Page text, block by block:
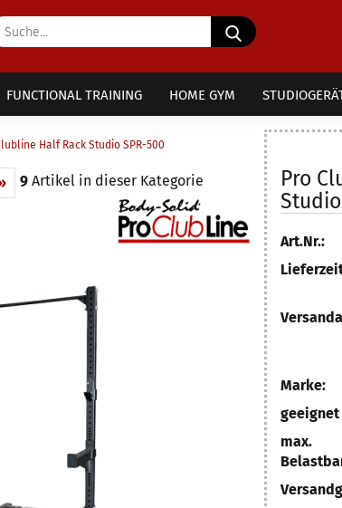
Suche...
FUNCTIONAL TRAINING HOME GYM
Half Rack Studio SPR-500
9 Artikel in dieser Kategorie
Pro
Art.Nr.:
Marke:
max.